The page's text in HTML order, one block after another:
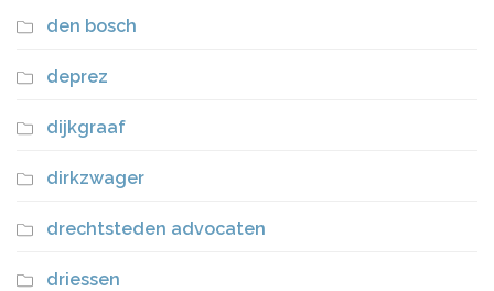
den bosch
deprez
dijkgraaf
dirkzwager
drechtsteden advocaten
driessen